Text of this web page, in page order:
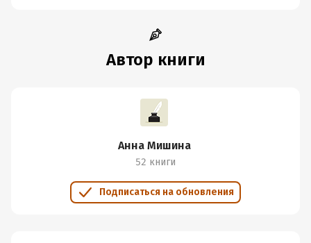
Автор книги
Анна Мишина
52 книги
Подписаться на обновления